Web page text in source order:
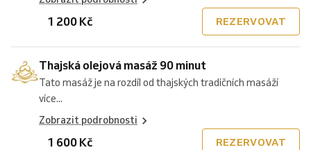
1 200 Kč REZERVOVAT
Thajská olejová masáž 90 minut
Tato masáž je na rozdíl od thajských tradičních masáží
více...
Zobrazit podrobnosti
1 600 Kč REZERVOVAT